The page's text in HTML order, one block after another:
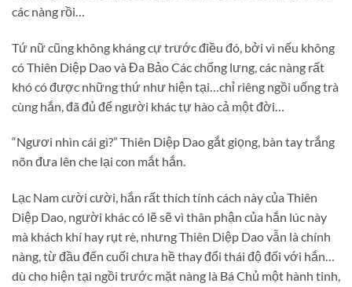
các nàng rồi…
Tứ nữ cũng không kháng cự trước điều đó, bởi vì nếu không
có Thiên Diệp Dao và Đa Bảo Các chống lưng, các nàng rất
khó có được những thứ như hiện tại…chỉ riêng ngồi uống trà
cùng hắn, đã đủ để người khác tự hào cả một đời…
“Ngươi nhìn cái gì?” Thiên Diệp Dao gắt giọng, bàn tay trắng
nõn đưa lên che lại con mắt hắn.
Lạc Nam cười cười, hắn rất thích tính cách này của Thiên
Diệp Dao, người khác có lẽ sẽ vì thân phận của hắn lúc này
mà khách khí hay rụt rè, nhưng Thiên Diệp Dao vẫn là chính
nàng, từ đầu đến cuối chưa hề thay đổi thái độ đối với hắn…
dù cho hiện tại ngồi trước mặt nàng là Bá Chủ một hành tinh,